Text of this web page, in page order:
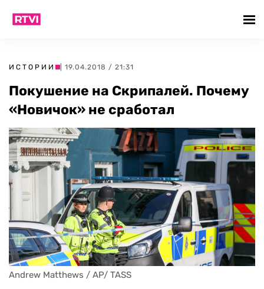
ИСТОРИИ | 19.04.2018 / 21:31
Покушение на Скрипалей. Почему
«Новичок» не сработал
Andrew Matthews / AP/ TASS